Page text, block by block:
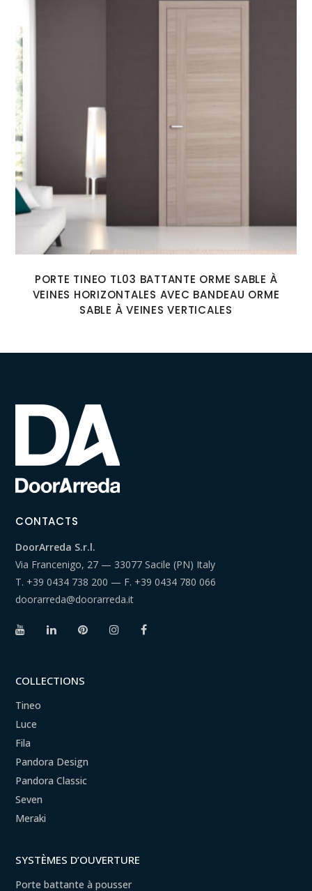
PORTE TINEO TL03 BATTANTE ORME SABLE À
VEINES HORIZONTALES AVEC BANDEAU ORME
SABLE À VEINES VERTICALES
CONTACTS
DoorArreda S.r.l.
Via Francenigo, 27 — 33077 Sacile (PN) Italy
T. +39 0434 738 200 — F. +39 0434 780 066
doorarreda@doorarreda.it
COLLECTIONS
Tineo
Luce
Fila
Pandora Design
Pandora Classic
Seven
Meraki
SYSTÈMES D’OUVERTURE
Porte battante à pousser